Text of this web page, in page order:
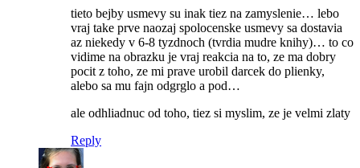
tieto bejby usmevy su inak tiez na zamyslenie… lebo
vraj take prve naozaj spolocenske usmevy sa dostavia
az niekedy v 6-8 tyzdnoch (tvrdia mudre knihy)… to co
vidime na obrazku je vraj reakcia na to, ze ma dobry
pocit z toho, ze mi prave urobil darcek do plienky,
alebo sa mu fajn odgrglo a pod…
ale odhliadnuc od toho, tiez si myslim, ze je velmi zlaty
Reply